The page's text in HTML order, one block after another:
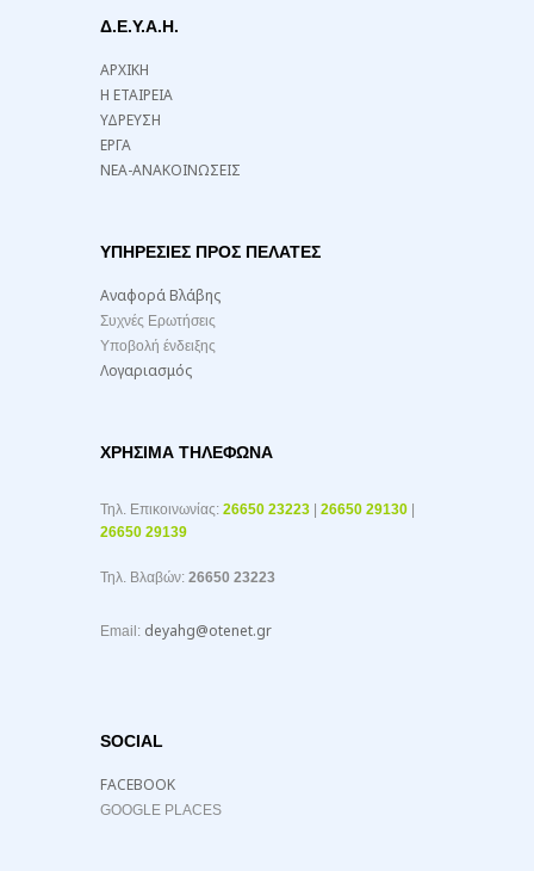
Δ.Ε.Υ.Α.Η.
ΑΡΧΙΚΗ
Η ΕΤΑΙΡΕΙΑ
ΥΔΡΕΥΣΗ
ΕΡΓΑ
ΝΕΑ-ΑΝΑΚΟΙΝΩΣΕΙΣ
ΥΠΗΡΕΣΙΕΣ ΠΡΟΣ ΠΕΛΑΤΕΣ
Αναφορά Βλάβης
Συχνές Ερωτήσεις
Υποβολή ένδειξης
Λογαριασμός
ΧΡΉΣΙΜΑ ΤΗΛΈΦΩΝΑ
Τηλ. Επικοινωνίας: 26650 23223 26650 29130
26650 29139
Τηλ. Βλαβών: 26650 23223
Email: deyahg@otenet.gr
SOCIAL
FACEBOOK
GOOGLE PLACES